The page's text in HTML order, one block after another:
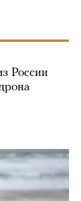
России